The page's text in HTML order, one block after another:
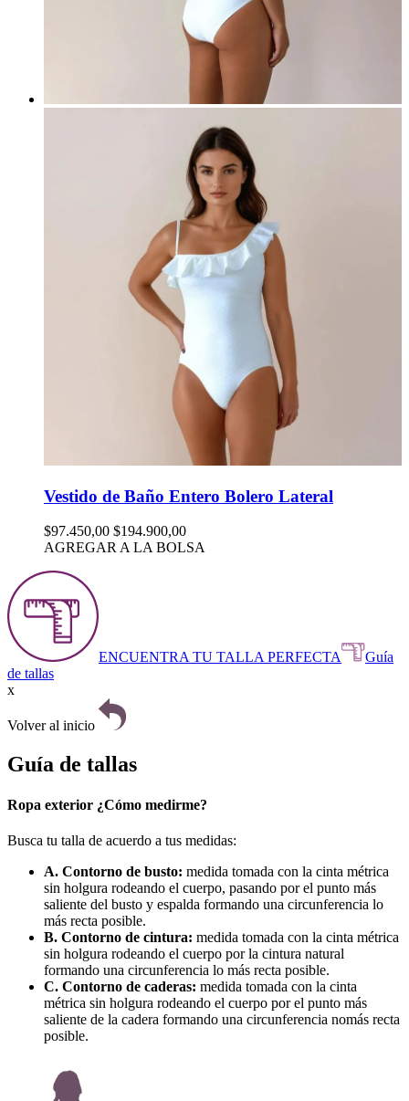
Vestido de Baño Entero Bolero Lateral
$97.450,00 $194.900,00
AGREGAR A LA BOLSA
ENCUENTRA TU TALLA PERFECTA
Guía
de tallas
x
Volver al inicio
Guía de tallas
Ropa exterior ¿Cómo medirme?
Busca tu talla de acuerdo a tus medidas:
A. Contorno de busto: medida tomada con la cinta métrica
sin holgura rodeando el cuerpo, pasando por el punto más
saliente del busto y espalda formando una circunferencia lo
más recta posible.
B. Contorno de cintura: medida tomada con la cinta métrica
sin holgura rodeando el cuerpo por la cintura natural
formando una circunferencia lo más recta posible.
C. Contorno de caderas: medida tomada con la cinta
métrica sin holgura rodeando el cuerpo por el punto más
saliente de la cadera formando una circunferencia nomás recta
posible.